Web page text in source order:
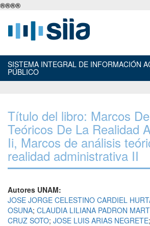
®®®®
SISTEMA INTEGRAL DE INFORMACIÓN
PÚBLICO
Título del libro: Marcos
Teóricos De La Realidad
Ii, Marcos de análisis
realidad administrativa II
Autores UNAM:
JOSE JORGE CELESTINO CARDIEL
OSUNA; CLAUDIA LILIANA PADRON
CRUZ SOTO; JOSE LUIS ARIAS NEGRETE;